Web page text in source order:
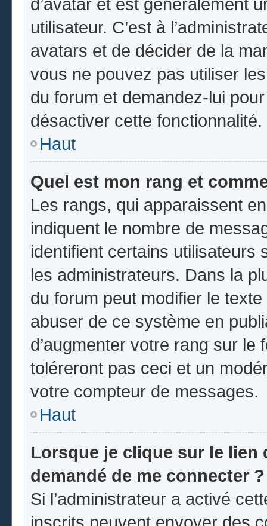
utilisateur. C’est à
avatars et de décider de la
vous ne pouvez pas utiliser
du forum et demandez-lui
désactiver cette fonctionnalité.
Haut
Quel est mon rang et
Les rangs, qui apparaissent
indiquent le nombre de
identifient certains utilisateurs
les administrateurs. Dans la
du forum peut modifier le
abuser de ce système en
d’augmenter votre rang sur
toléreront pas ceci et un
votre compteur de messages.
Haut
Lorsque je clique sur le lien
demandé de me connecter ?
Si l’administrateur a activé